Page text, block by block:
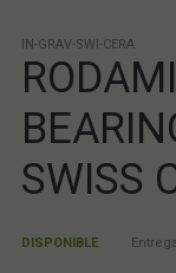
IN-GRAV-SWI-CERA
SWISS
DISPONIBLE